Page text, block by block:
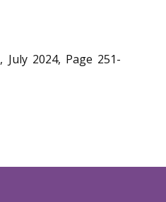
, July 2024, Page 251-